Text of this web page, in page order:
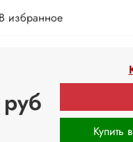
В избранное
Купить